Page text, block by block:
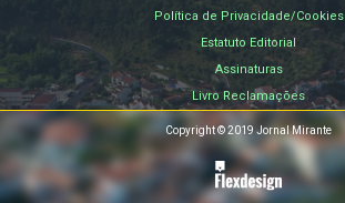
Política de Privacidade/Cookies
Estatuto Editorial
Assinaturas
Livro Reclamações
Copyright © 2019 Jornal Mirante